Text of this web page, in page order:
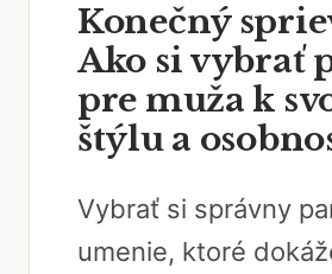
Konečný
Ako si vybrať
pre muža k
štýlu a
Vybrať si správny
umenie, ktoré